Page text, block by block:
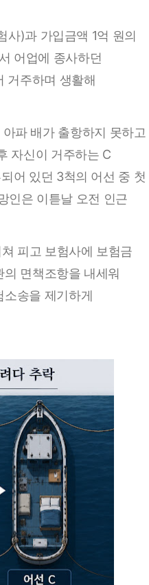
사)과 가입금액 1억 원의
어업에 종사하던
거주하며 생활해
파 배가 출항하지 못하고
자신이 거주하는 C
어 있던 3척의 어선 중 첫
인은 이튿날 오전 인근
피고 보험사에 보험금
면책조항을 내세워
소송을 제기하게